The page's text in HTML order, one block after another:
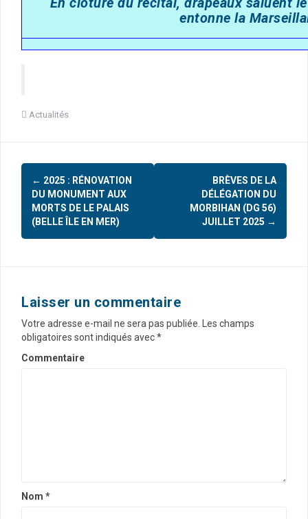
entonne la
Actualités
N
a
v
a
t
i
t
← 2025 : RÉNOVATION
DU MONUMENT AUX
MORTS DE LE PALAIS
(BELLE ÎLE EN MER)
BRÈVES DE LA
DÉLÉGATION DU
MORBIHAN (DG 56)
JUILLET 2025 →
Laisser un commentaire
Votre adresse e-mail ne sera pas publiée.
Les champs
obligatoires sont indiqués avec*
Commentaire
Nom *